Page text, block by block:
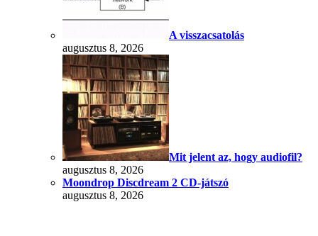
A visszacsatolás
augusztus 8, 2026
Mit jelent az, hogy audiofil?
augusztus 8, 2026
Moondrop Discdream 2 CD-játszó
augusztus 8, 2026